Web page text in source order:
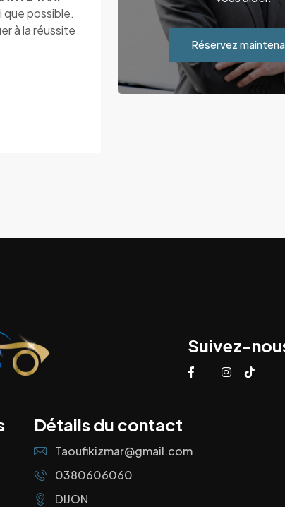
possible.
à la réussite
Réservez
Suivez-
Détails du contact
Taoufikizmar@gmail.com
0380606060
DIJON